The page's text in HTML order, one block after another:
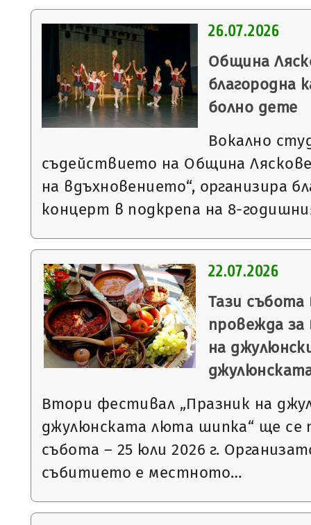
26.07.2026
Община
благородна
болно дете
Вокално
съдействието на Община
на вдъхновението“, организира
концерт в подкрепа на 8-
22.07.2026
Тази събота
провежда
на
Втори фестивал „Празник на
джулюнската люта шипка“ ще се
събота – 25 юли 2026 г.
събитието е местното…